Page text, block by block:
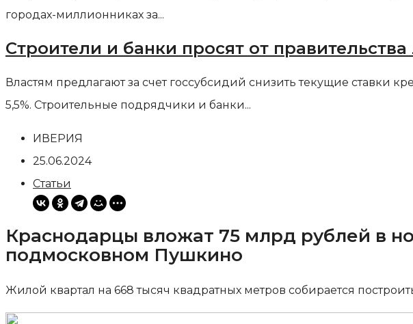
городах-миллионниках за...
Строители и банки просят от
Властям предлагают за счет госсубсидий снизить текущие ставки
5,5%. Строительные подрядчики и банки...
ИВЕРИЯ
25.06.2024
Статьи
Краснодарцы вложат 75 млрд рублей в
подмосковном Пушкино
Жилой квартал на 668 тысяч квадратных метров собирается